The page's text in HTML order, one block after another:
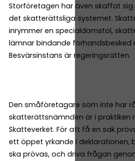
Storföretagen har även skaffat
det skatterättsliga systemet.
inrymmer en specialdomstol,
lämnar bindande förhandsbesked
Besvärsinstans är regeringsrätten.
Den småföretagare som inte har
skatterättsnämnden är i praktiken
Skatteverket. För att få en sak
ett öppet yrkande i deklarationen,
ska prövas, och driva frågan